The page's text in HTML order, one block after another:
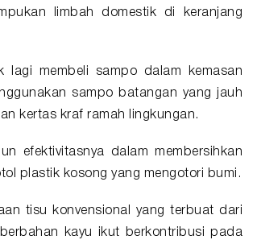
limbah domestik di keranjang
lagi membeli sampo dalam kemasan
sampo batangan yang jauh
kertas kraf ramah lingkungan.
efektivitasnya dalam membersihkan
plastik kosong yang mengotori bumi.
tisu konvensional yang terbuat dari
kayu ikut berkontribusi pada